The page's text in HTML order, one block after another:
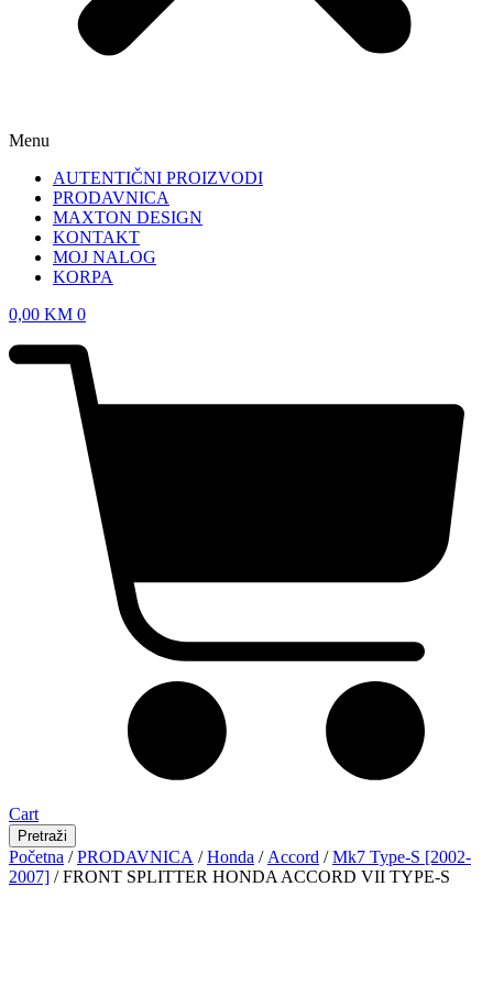
Menu
AUTENTIČNI PROIZVODI
PRODAVNICA
MAXTON DESIGN
KONTAKT
MOJ NALOG
KORPA
0,00 KM 0
Cart
Pretraži
Početna /PRODAVNICA /Honda / Accord /Mk7 Type-S [2002-
2007] / FRONT SPLITTER HONDA ACCORD VII TYPE-S